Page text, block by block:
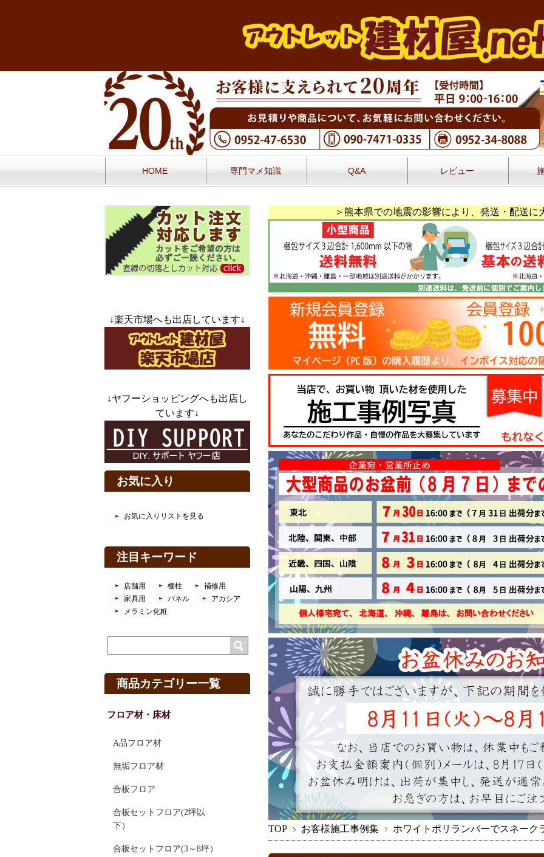
HOME 専門マメ知識 Q&A レビュー
＞熊本県での地震の影響により、発送・配送に
TOP お客様施工事例集 ホワイトポリランバーでスネーク
↓楽天市場へも出店しています↓
↓ヤフーショッピングへも出店し
ています↓
お気に入り
お気に入りリストを見る
注目キーワード
店舗用 棚柱
補修用
家具用
パネル
アカシア
メラミン化粧
商品カテゴリー一覧
フロア材・床材
A品フロア材
無垢フロア材
合板フロア
合板セットフロア(2坪以
下）
合板セットフロア(3～8坪）